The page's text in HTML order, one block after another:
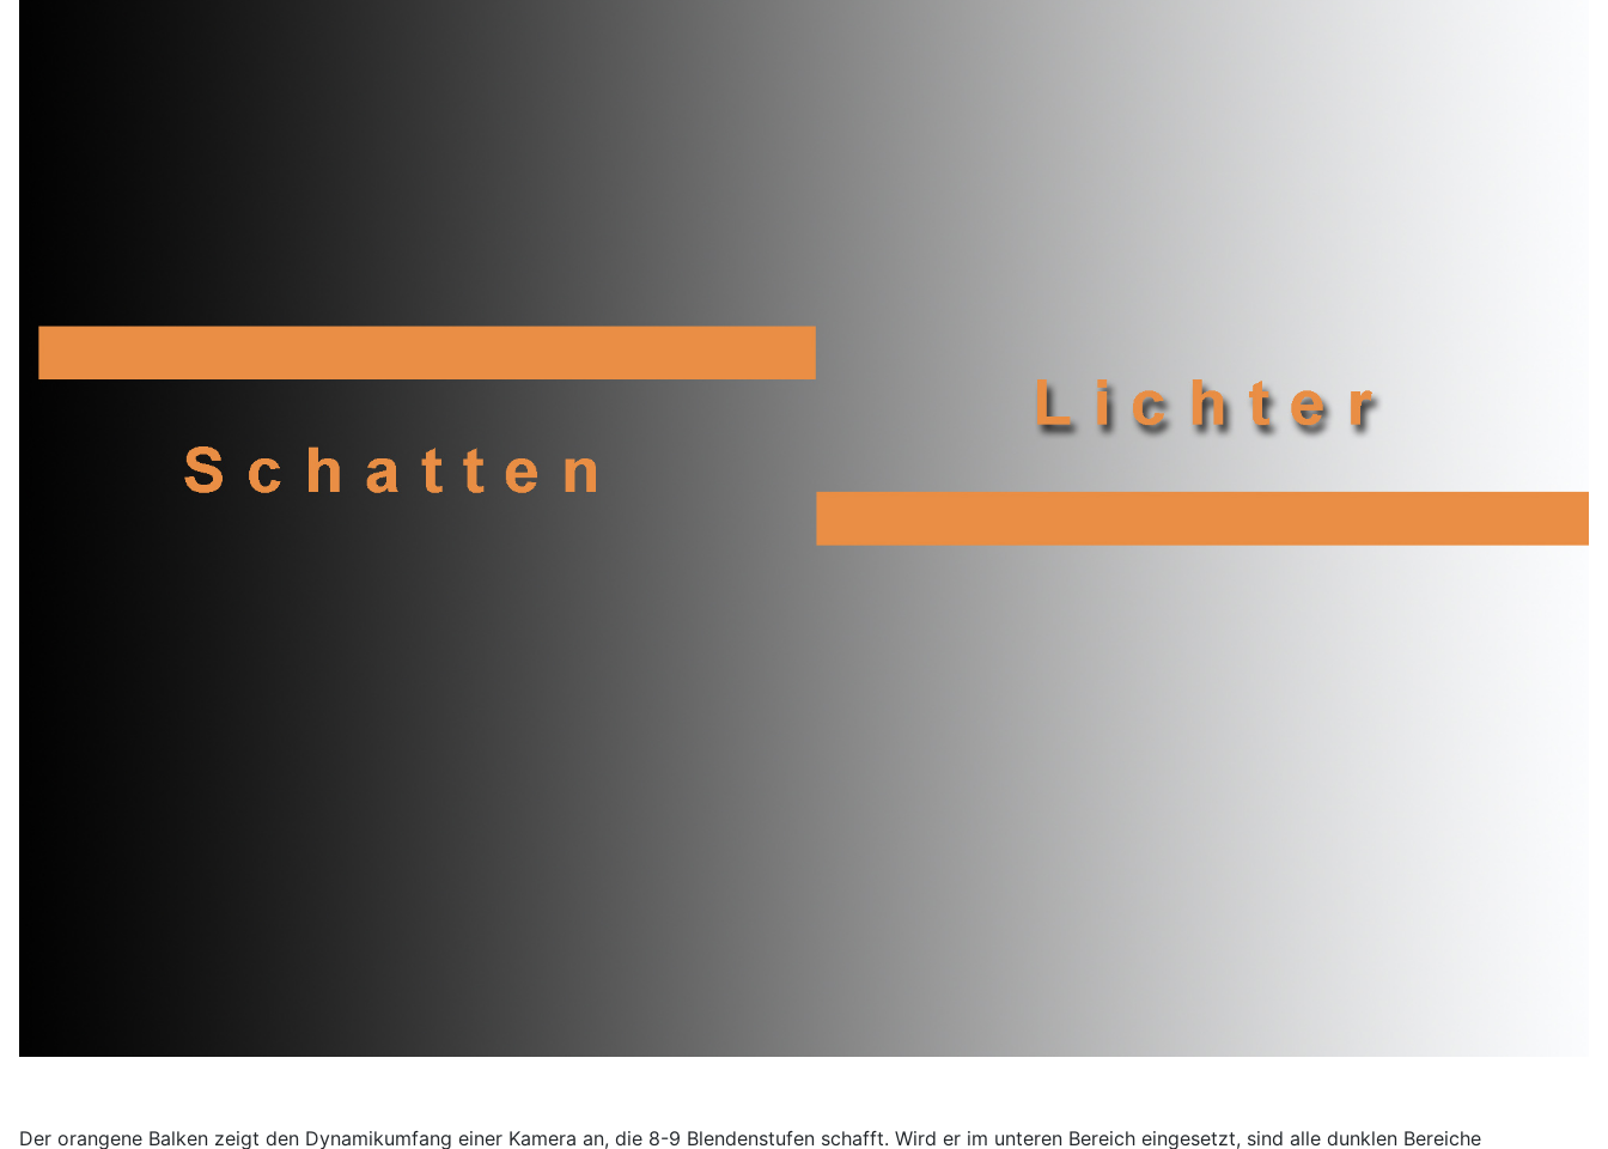
Der orangene Balken zeigt den Dynamikumfang einer Kamera an, die 8-9 Blendenstufen schafft. Wird er im unteren Bereich eingesetzt, sind alle dunklen Bereiche